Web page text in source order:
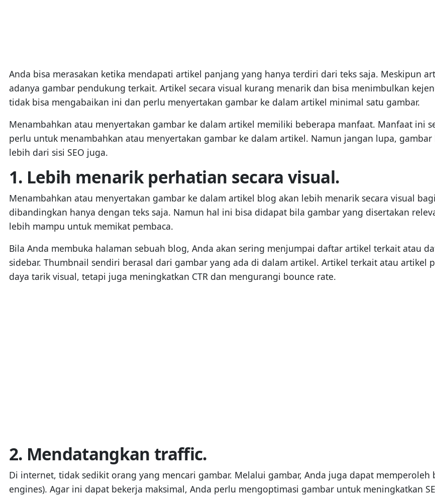
Anda bisa merasakan ketika mendapati artikel panjang yang hanya terdiri dari teks saja. Meskipun
adanya gambar pendukung terkait. Artikel secara visual kurang menarik dan bisa menimbulkan
tidak bisa mengabaikan ini dan perlu menyertakan gambar ke dalam artikel minimal satu gambar.
Menambahkan atau menyertakan gambar ke dalam artikel memiliki beberapa manfaat. Manfaat ini
perlu untuk menambahkan atau menyertakan gambar ke dalam artikel. Namun jangan lupa,
lebih dari sisi SEO juga.
1. Lebih menarik perhatian secara visual.
Menambahkan atau menyertakan gambar ke dalam artikel blog akan lebih menarik secara visual
dibandingkan hanya dengan teks saja. Namun hal ini bisa didapat bila gambar yang disertakan
lebih mampu untuk memikat pembaca.
Bila Anda membuka halaman sebuah blog, Anda akan sering menjumpai daftar artikel terkait atau
sidebar. Thumbnail sendiri berasal dari gambar yang ada di dalam artikel. Artikel terkait atau
daya tarik visual, tetapi juga meningkatkan CTR dan mengurangi bounce rate.
2. Mendatangkan traffic.
Di internet, tidak sedikit orang yang mencari gambar. Melalui gambar, Anda juga dapat
engines). Agar ini dapat bekerja maksimal, Anda perlu mengoptimasi gambar untuk meningkatkan